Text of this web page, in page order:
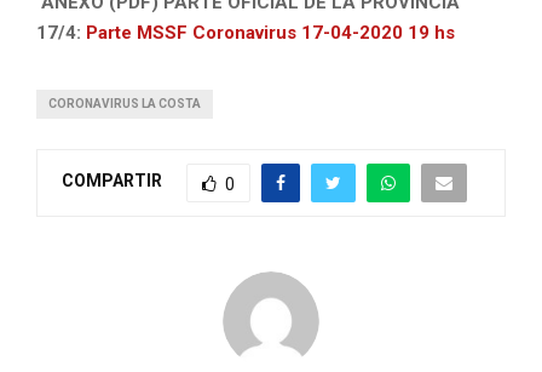
17/4: Parte MSSF Coronavirus 17-04-2020 19 hs
CORONAVIRUS LA COSTA
COMPARTIR 0